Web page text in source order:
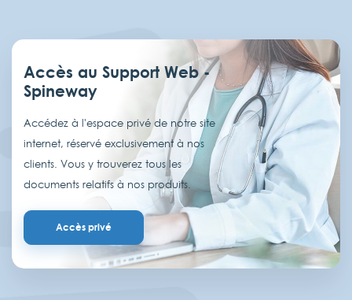
Accès au Support Web -
Spineway
Accédez à l'espace privé de notre site
internet, réservé exclusivement à nos
clients. Vous y trouverez tous les
documents relatifs à nos produits.
Accès privé